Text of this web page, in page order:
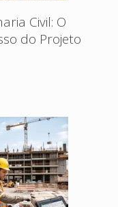
Civil: O
do Projeto